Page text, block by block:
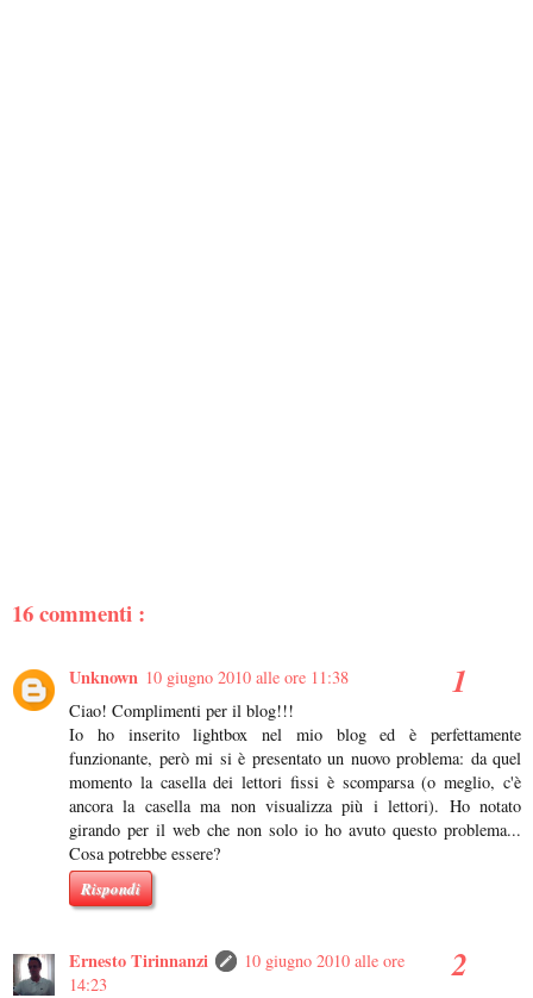
16 commenti :
Unknown 10 giugno 2010 alle ore 11:38
Ciao! Complimenti per il blog!!!
Io ho inserito lightbox nel mio blog ed è perfettamente
funzionante, però mi si è presentato un nuovo problema: da quel
momento la casella dei lettori fissi è scomparsa (o meglio, c'è
ancora la casella ma non visualizza più i lettori). Ho notato
girando per il web che non solo io ho avuto questo problema...
Cosa potrebbe essere?
Rispondi
Ernesto Tirinnanzi
10 giugno 2010 alle ore
14:23